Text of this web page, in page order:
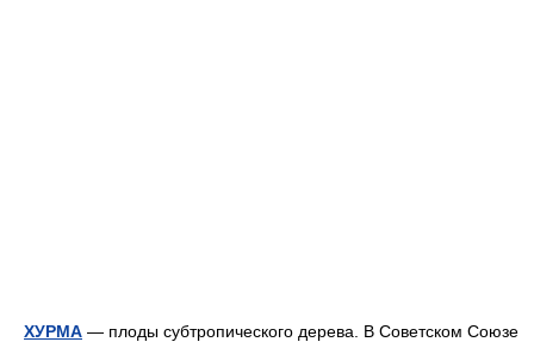
ХУРМА — плоды субтропического дерева. В Советском Союзе